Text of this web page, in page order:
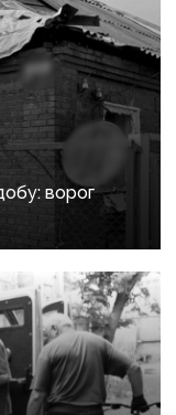
ворог